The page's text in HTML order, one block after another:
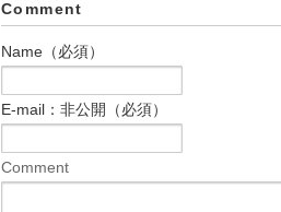
Comment
Name（必須）
E-mail：非公開（必須）
Comment